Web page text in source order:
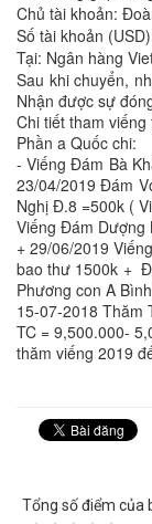
Chủ tài khoản:
Số tài khoản
Tại: Ngân hàng
Sau khi chuyển,
Nhận được sự
Chi tiết tham
Phần a Quốc chi:
- Viếng Đám Bà
23/04/2019 Đám
Nghị Đ.8 =500k (
Viếng Đám Dượng
+ 29/06/2019
bao thư 1500k +
Phương con A
15-07-2018 Thăm
TC = 9,500.000-
thăm viếng 2019
Tổng số điểm của